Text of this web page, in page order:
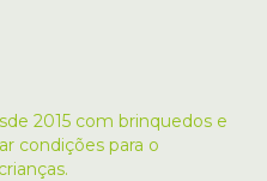
2015 com brinquedos e
condições para o